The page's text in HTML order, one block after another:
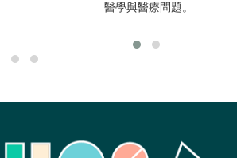
醫學與醫療問題。